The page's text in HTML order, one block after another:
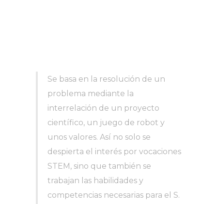
Se basa en la resolución de un
problema mediante la
interrelación de un proyecto
científico, un juego de robot y
unos valores. Así no solo se
despierta el interés por vocaciones
STEM, sino que también se
trabajan las habilidades y
competencias necesarias para el S.